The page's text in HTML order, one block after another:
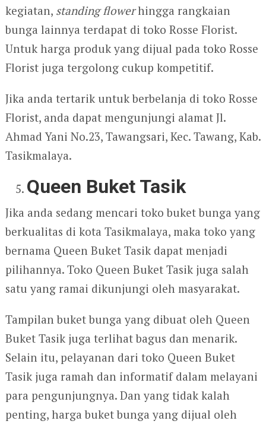
kegiatan, standing flowerhingga rangkaian
bunga lainnya terdapat di toko Rosse Florist.
Untuk harga produk yang dijual pada toko Rosse
Florist juga tergolong cukup kompetitif.
Jika anda tertarik untuk berbelanja di toko Rosse
Florist, anda dapat mengunjungi alamat Jl.
Ahmad Yani No.23, Tawangsari, Kec. Tawang, Kab.
Tasikmalaya.
Queen Buket Tasik
Jika anda sedang mencari toko buket bunga yang
berkualitas di kota Tasikmalaya, maka toko yang
bernama Queen Buket Tasik dapat menjadi
pilihannya. Toko Queen Buket Tasik juga salah
satu yang ramai dikunjungi oleh masyarakat.
Tampilan buket bunga yang dibuat oleh Queen
Buket Tasik juga terlihat bagus dan menarik.
Selain itu, pelayanan dari toko Queen Buket
Tasik juga ramah dan informatif dalam melayani
para pengunjungnya. Dan yang tidak kalah
penting, harga buket bunga yang dijual oleh